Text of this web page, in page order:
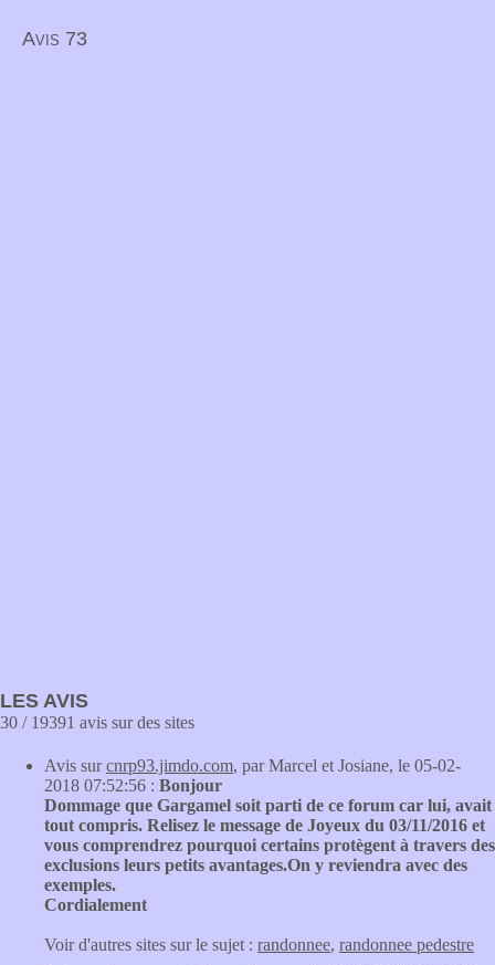
Avis 73
LES AVIS
30 / 19391 avis sur des sites
Avis surcnrp93.jimdo.com, par Marcel et Josiane, le 05-02-
2018 07:52:56 : Bonjour
Dommage que Gargamel soit parti de ce forum car lui, avait
tout compris. Relisez le message de Joyeux du 03/11/2016 et
vous comprendrez pourquoi certains protègent à travers des
exclusions leurs petits avantages.On y reviendra avec des
exemples.
Cordialement
Voir d'autres sites sur le sujet : randonnee, randonnee pedestre